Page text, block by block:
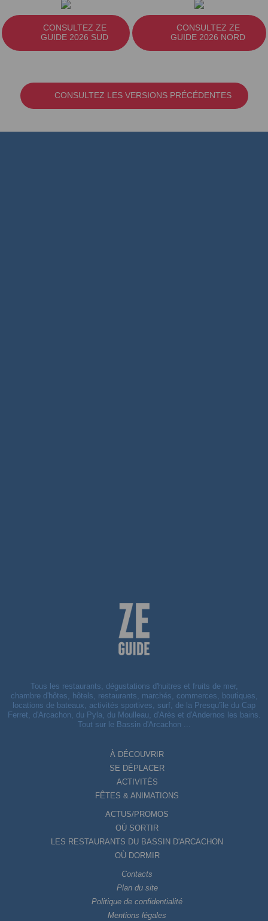
CONSULTEZ ZE
GUIDE 2026 SUD
CONSULTEZ ZE
GUIDE 2026 NORD
CONSULTEZ LES VERSIONS PRÉCÉDENTES
Tous les restaurants, dégustations d'huitres et fruits de mer,
chambre d'hôtes, hôtels, restaurants, marchés, commerces, boutiques,
locations de bateaux, activités sportives, surf, de la Presqu'île du Cap
Ferret, d'Arcachon, du Pyla, du Moulleau, d'Arès et d'Andernos les bains.
Tout sur le Bassin d'Arcachon ...
À DÉCOUVRIR
SE DÉPLACER
ACTIVITÉS
FÊTES & ANIMATIONS
ACTUS/PROMOS
OÙ SORTIR
LES RESTAURANTS DU BASSIN D'ARCACHON
OÙ DORMIR
Contacts
Plan du site
Politique de confidentialité
Mentions légales